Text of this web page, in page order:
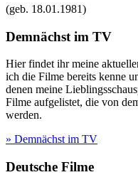
(geb. 18.01.1981)
Demnächst im TV
Hier findet ihr meine
ich die Filme bereits kenne
denen meine
Filme aufgelistet, die von
werden.
» Demnächst im TV
Deutsche Filme